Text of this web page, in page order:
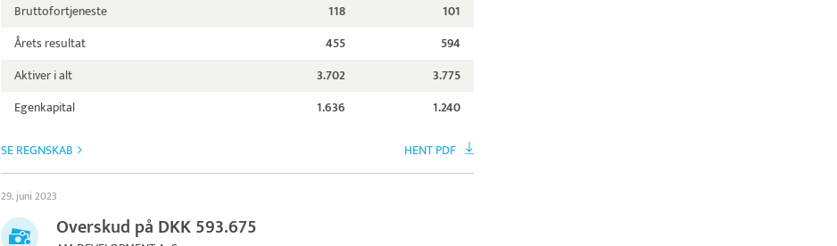
Bruttofortjeneste 118
101
Årets resultat
455
594
Aktiver i alt
3.702
3.775
Egenkapital
1.636 1.240
SE REGNSKAB HENT PDF
29. juni 2023
Overskud på DKK 593.675